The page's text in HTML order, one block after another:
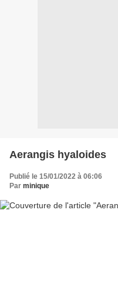
Aerangis hyaloides
Publié le 15/01/2022 à 06:06
Par minique